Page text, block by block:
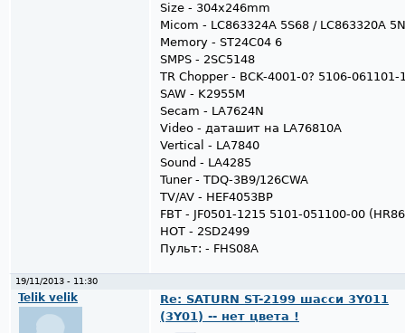
Size - 304x246mm
Micom - LC863324A 5S68 / LC863320A
Memory - ST24C04 6
SMPS - 2SC5148
TR Chopper - BCK-4001-0? 5106-061101-
SAW - K2955M
Secam - LA7624N
Video - даташит на LA76810A
Vertical - LA7840
Sound - LA4285
Tuner - TDQ-3B9/126CWA
TV/AV - HEF4053BP
FBT - JF0501-1215 5101-051100-00
HOT - 2SD2499
Пульт: - FHS08A
19/11/2013 - 11:30
Telik velik
Re: SATURN ST-2199 шасси 3Y011
(3Y01) -- нет цвета !